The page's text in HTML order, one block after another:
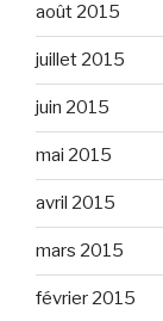
août 2015
juillet 2015
juin 2015
mai 2015
avril 2015
mars 2015
février 2015